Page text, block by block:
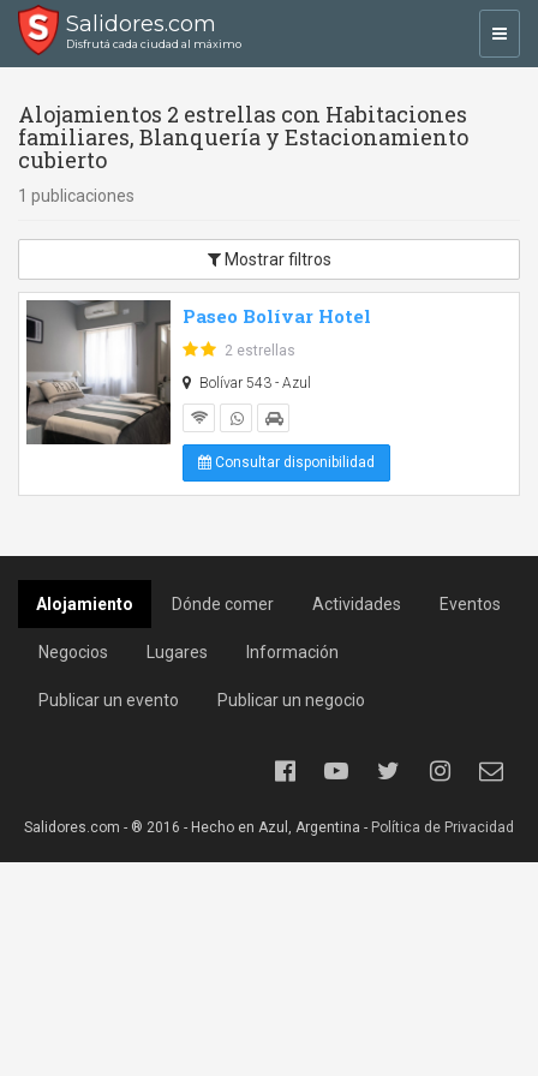
Salidores.com
Disfrutá cada ciudad al máximo
Alojamientos 2 estrellas con Habitaciones
familiares, Blanquería y Estacionamiento
cubierto
1 publicaciones
Mostrar filtros
Paseo Bolívar Hotel
2 estrellas
Bolívar 543 - Azul
Consultar disponibilidad
Alojamiento Dónde comer Actividades Eventos
Negocios Lugares Información
Publicar un evento Publicar un negocio
Salidores.com - ® 2016 - Hecho en Azul, Argentina - Política de Privacidad